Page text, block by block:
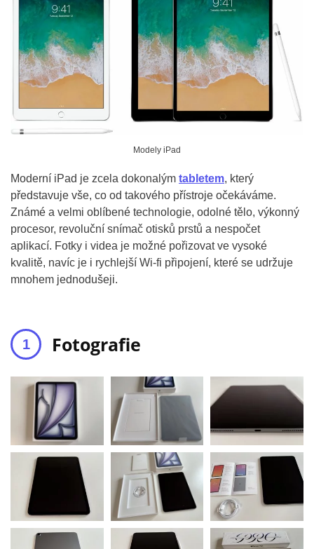
Modely iPad
Moderní iPad je zcela dokonalým tabletem, který
představuje vše, co od takového přístroje očekáváme.
Známé a velmi oblíbené technologie, odolné tělo, výkonný
procesor, revoluční snímač otisků prstů a nespočet
aplikací. Fotky i videa je možné pořizovat ve vysoké
kvalitě, navíc je i rychlejší Wi-fi připojení, které se udržuje
mnohem jednodušeji.
Fotografie